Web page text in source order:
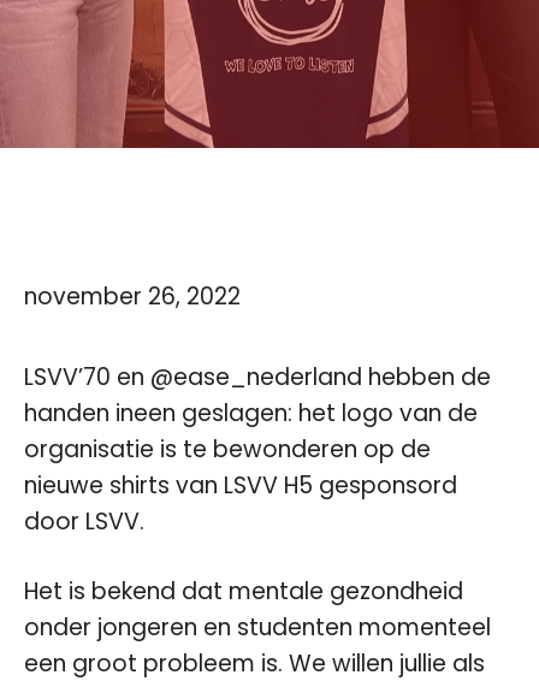
november 26, 2022
LSVV’70 en @ease_nederland hebben de
handen ineen geslagen: het logo van de
organisatie is te bewonderen op de
nieuwe shirts van LSVV H5 gesponsord
door LSVV.
Het is bekend dat mentale gezondheid
onder jongeren en studenten momenteel
een groot probleem is. We willen jullie als